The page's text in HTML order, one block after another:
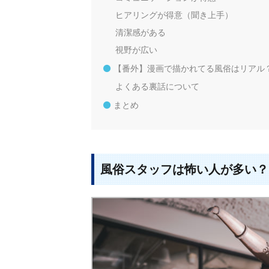
ヒアリングが得意（聞き上手）
清潔感がある
視野が広い
【番外】漫画で描かれてる風俗はリアル
よくある裏話について
まとめ
風俗スタッフは怖い人が多い？